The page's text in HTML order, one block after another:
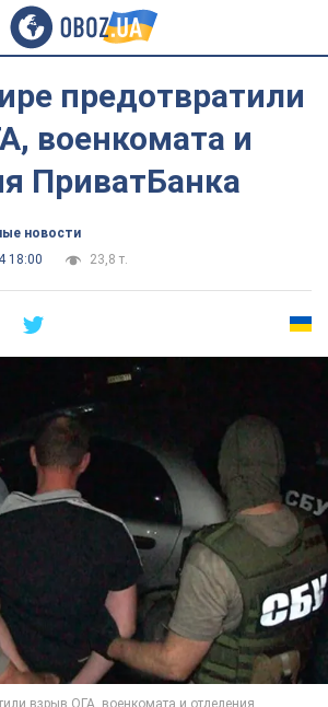
предотвратили
военкомата и
ПриватБанка
новости
18:00
23,8 т.